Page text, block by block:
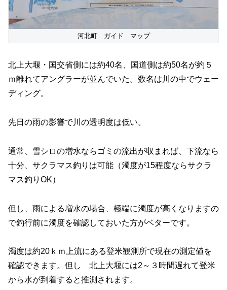
河北町 ガイド マップ
北上大堰・国交省側には約40名、国道側は約50名が約５
ｍ離れてアングラーが並んでいた。数名は川の中でウェー
ディング。
先日の雨の影響で川の透明度は低い。
通常、雪シロの増水ならゴミの流出が収まれば、下流なら
十分、サクラマス釣りは可能（濁度が15程度ならサクラ
マス釣りOK）
但し、雨による増水の場合、極端に濁度が高くなりますの
で釣行前に濁度を確認しておいた方がベターです。
濁度は約20ｋｍ上流にある登米観測所で現在の測定値を
確認できます。但し 北上大堰には2～３時間遅れて登米
から水が到着すると推測されます。